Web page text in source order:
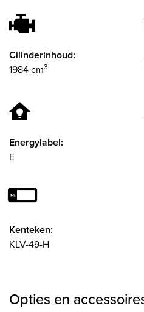
Cilinderinhoud:
1984 cm3
Energylabel:
E
Kenteken:
KLV-49-H
Opties en